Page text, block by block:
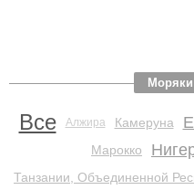
Моряки
Все Алжира Камеруна
Марокко
Танзании, Объединенной